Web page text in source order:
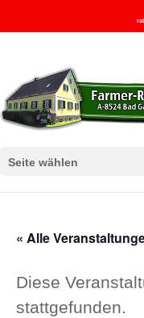
Seite wählen
« Alle
Diese
stattgefunden.